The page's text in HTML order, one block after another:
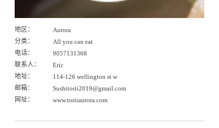
地区：
Aurora
分类：
All you can eat
电话：
9057131368
联系人：
Eric
地址：
114-126 wellington st w
邮箱：
Sushitorii2019@gmail.com
网址：
www.toriiaurora.com